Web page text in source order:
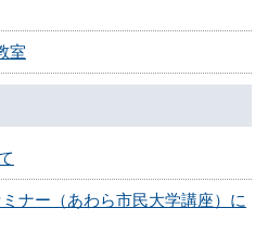
室
ナー（あわら市民大学講座）に